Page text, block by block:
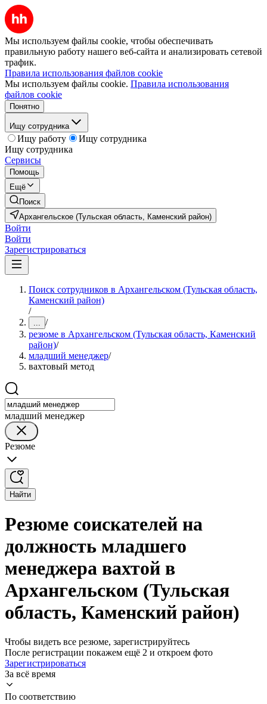
Мы используем файлы cookie, чтобы обеспечивать
правильную работу нашего веб-сайта и анализировать сетевой
трафик.
Правила использования файлов cookie
Мы используем файлы cookie. Правила использования
файлов cookie
Понятно
Ищу сотрудника
Ищу работу
Ищу сотрудника
Ищу сотрудника
Сервисы
Помощь
Ещё
Поиск
Архангельское (Тульская область, Каменский район)
Войти
Войти
Зарегистрироваться
Поиск сотрудников в Архангельском (Тульская область,
Каменский район)
/
... /
резюме в Архангельском (Тульская область, Каменский
район)/
младший менеджер/
вахтовый метод
младший менеджер
Резюме
Найти
Резюме соискателей на
должность младшего
менеджера вахтой в
Архангельском (Тульская
область, Каменский район)
Чтобы видеть все резюме, зарегистрируйтесь
После регистрации покажем ещё 2 и откроем фото
Зарегистрироваться
За всё время
По соответствию